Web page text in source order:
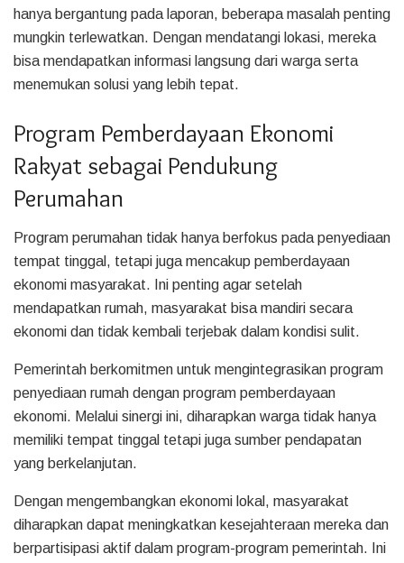
hanya bergantung pada laporan, beberapa masalah penting
mungkin terlewatkan. Dengan mendatangi lokasi, mereka
bisa mendapatkan informasi langsung dari warga serta
menemukan solusi yang lebih tepat.
Program Pemberdayaan Ekonomi
Rakyat sebagai Pendukung
Perumahan
Program perumahan tidak hanya berfokus pada penyediaan
tempat tinggal, tetapi juga mencakup pemberdayaan
ekonomi masyarakat. Ini penting agar setelah
mendapatkan rumah, masyarakat bisa mandiri secara
ekonomi dan tidak kembali terjebak dalam kondisi sulit.
Pemerintah berkomitmen untuk mengintegrasikan program
penyediaan rumah dengan program pemberdayaan
ekonomi. Melalui sinergi ini, diharapkan warga tidak hanya
memiliki tempat tinggal tetapi juga sumber pendapatan
yang berkelanjutan.
Dengan mengembangkan ekonomi lokal, masyarakat
diharapkan dapat meningkatkan kesejahteraan mereka dan
berpartisipasi aktif dalam program-program pemerintah. Ini